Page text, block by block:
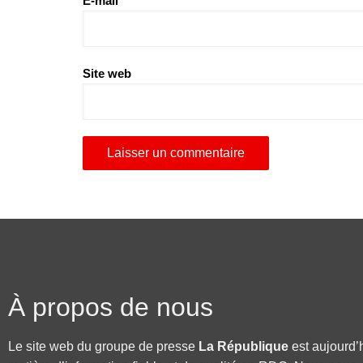
Site web
À propos de nous
Le site web du groupe de presse La République est